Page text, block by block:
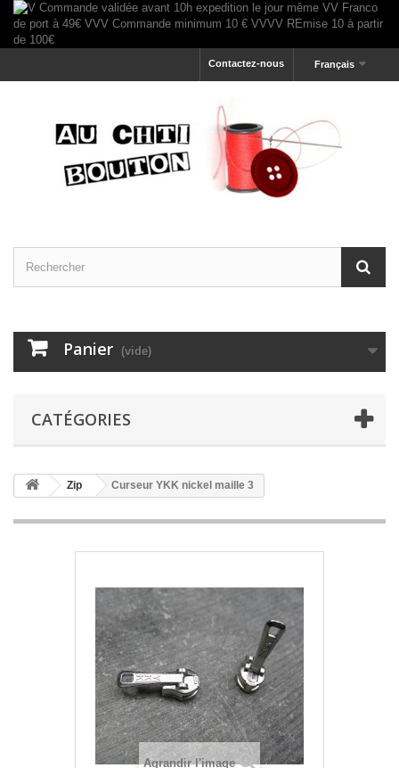
Français
Contactez-nous
Panier (vide)
CATÉGORIES
Zip Curseur YKK nickel maille 3
Agrandir l'image